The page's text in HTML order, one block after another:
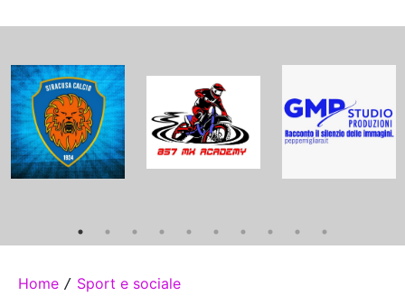
Home / Sport e sociale